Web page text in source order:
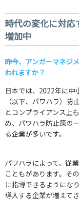
時代の変化に対
増加中
――昨今、アンガーマネ
われますか？
日本では、2022年に中
（以下、パワハラ）
とコンプライアンス上
め、パワハラ防止策の
る企業が多いです。
パワハラによって、従
こともがあります。そ
に指導できるようにな
導入する企業が増えてき